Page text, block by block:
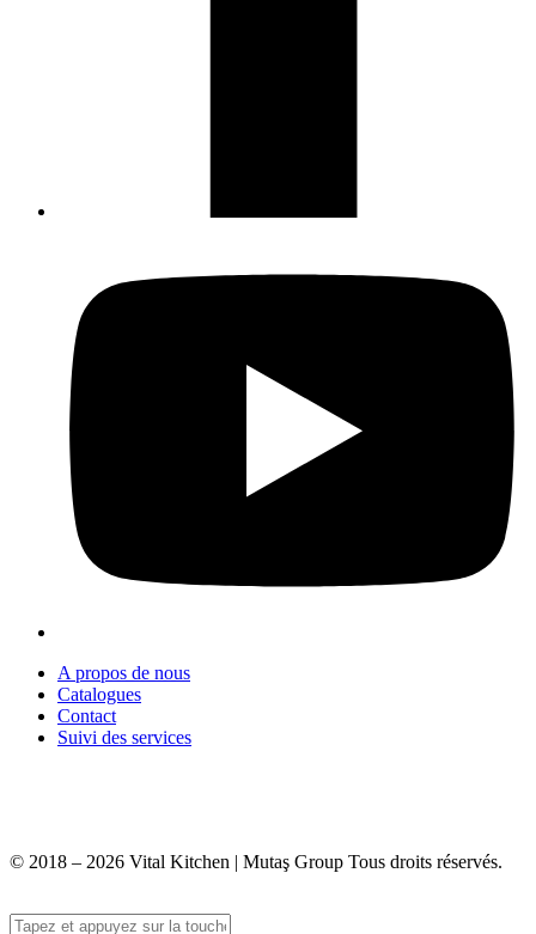
A propos de nous
Catalogues
Contact
Suivi des services
© 2018 – 2026 Vital Kitchen | Mutaş Group Tous droits réservés.